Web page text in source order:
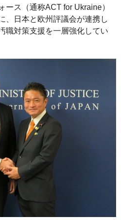
ース（通称ACT for Ukraine）
、日本と欧州評議会が連携し
職対策支援を一層強化してい